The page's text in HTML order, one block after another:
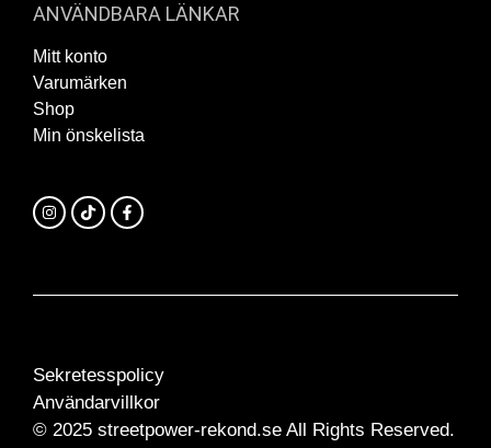
ANVÄNDBARA LÄNKAR
Mitt konto
Varumärken
Shop
Min önskelista
© 2025 streetpower-rekond.se All Rights Reserved.
Sekretesspolicy
Användarvillkor